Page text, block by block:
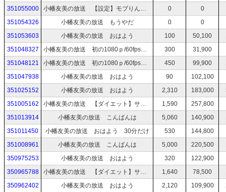
351055000
小幡友美の放送 【設定】モブりんためしてみる 0
0
351054326
小幡友美の放送 もうやだ 0
0
351053603
小幡友美の放送 おはよう 100 50,100
351048327
小幡友美の放送 初の1080ｐ/60fps配信 私のポンコツPCでいけたけどスマホ切り替えがうまくいかない 300
31,900
351048121
小幡友美の放送 初の1080ｐ/60fps配信 私のポンコツPCでいけるのか？ 450 99,900
351047938
小幡友美の放送 おはよう 90
102,100
351025152
小幡友美の放送 おはよう 2,310 183,000
351005162
小幡友美の放送 【ダイエット】サマソニまでに3kg痩せる！筋トレ有酸素運動！ 1,590
257,800
351013914
小幡友美の放送 こんばんは 5,060 140,900
351011450
小幡友美の放送 おはよう 30分だけ 530
144,800
351008961
小幡友美の放送 こんばんは 5,000 220,500
350975253
小幡友美の放送 おはよう 320 122,900
350965788
小幡友美の放送 【ダイエット】サマソニまで本気ダイエット！一ヶ月で3kg痩せる！ 1,640 78,500
350962402
小幡友美の放送 おはよう 2,120 109,900